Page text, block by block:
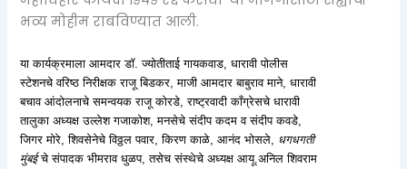
भव्य मोहीम राबविण्यात आली.
या कार्यक्रमाला आमदार डॉ. ज्योतीताई गायकवाड, धारावी पोलीस
स्टेशनचे वरिष्ठ निरीक्षक राजू बिडकर, माजी आमदार बाबुराव माने, धारावी
बचाव आंदोलनाचे समन्वयक राजू कोरडे, राष्ट्रवादी काँग्रेसचे धारावी
तालुका अध्यक्ष उल्लेश गजाकोश, मनसेचे संदीप कदम व संदीप कवडे,
जिगर मोरे, शिवसेनेचे विठ्ठल पवार, किरण काळे, आनंद भोसले, धगधगती
मुंबई चे संपादक भीमराव धुळप, तसेच संस्थेचे अध्यक्ष आयू.अनिल शिवराम